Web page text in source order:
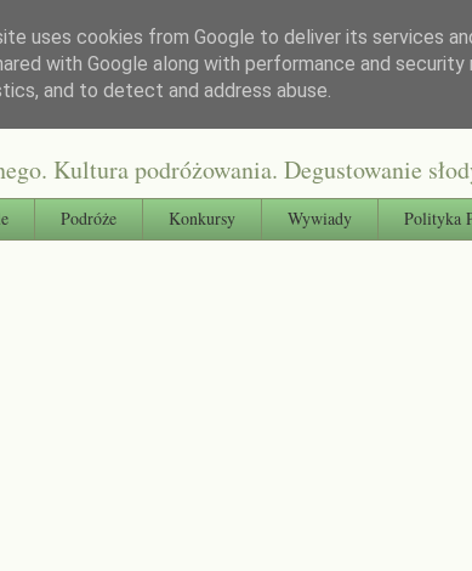
Kultura podróżowania. Degustowanie
Podróże Konkursy Wywiady Polityka
uses cookies from Google to deliver its services
with Google along with performance and
and to detect and address abuse.